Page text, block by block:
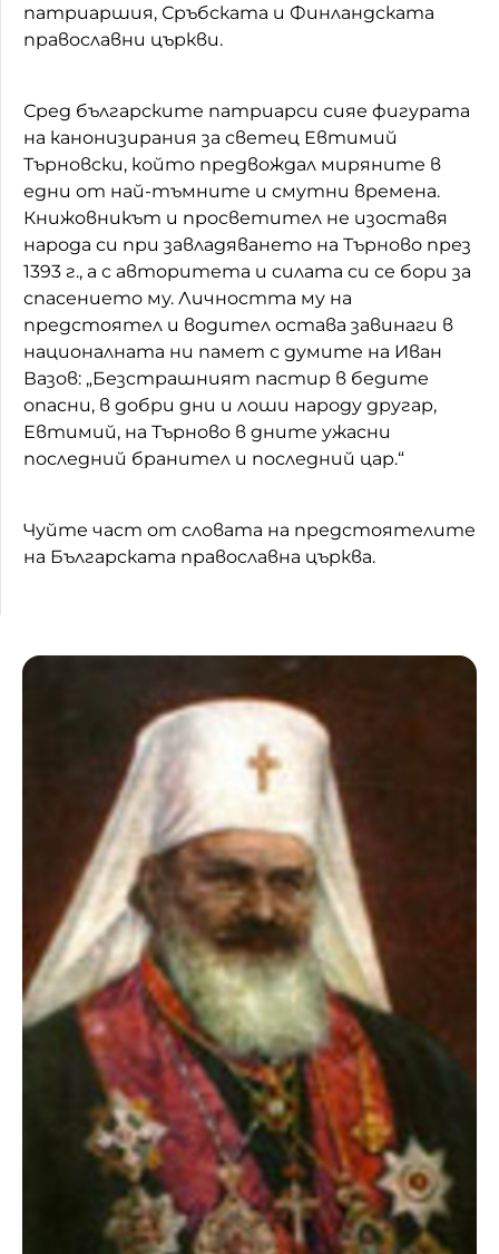
патриаршия, Сръбската и Финландската
православни църкви.
Сред българските патриарси сияе фигурата
на канонизирания за светец Евтимий
Търновски, който предвождал миряните в
едни от най-тъмните и смутни времена.
Книжовникът и просветител не изоставя
народа си при завладяването на Търново през
1393 г., а с авторитета и силата си се бори за
спасението му. Личността му на
предстоятел и водител остава завинаги в
националната ни памет с думите на Иван
Вазов: „Безстрашният пастир в бедите
опасни, в добри дни и лоши народу другар,
Евтимий, на Търново в дните ужасни
последний бранител и последний цар.“
Чуйте част от словата на предстоятелите
на Българската православна църква.